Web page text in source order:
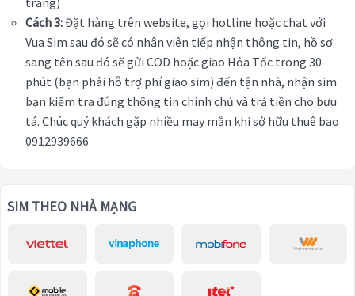
Cách 3:Đặt hàng trên website, gọi hotline hoặc chat với
Vua Sim sau đó sẽ có nhân viên tiếp nhận thông tin, hồ sơ
sang tên sau đó sẽ gửi COD hoặc giao Hỏa Tốc trong 30
phút (bạn phải hỗ trợ phí giao sim) đến tận nhà, nhận sim
bạn kiểm tra đúng thông tin chính chủ và trả tiền cho bưu
tá. Chúc quý khách gặp nhiều may mắn khi sở hữu thuê bao
0912939666
SIM THEO NHÀ MẠNG